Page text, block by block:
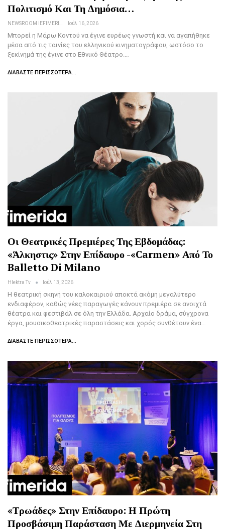
Πολιτισμό Και Τη Δημόσια…
Ιούλ 16, 2026
Μπορεί η Μάρω Κοντού να έγινε ευρέως γνωστή και να αγαπήθηκε
μέσα από τις ταινίες του ελληνικού κινηματογράφου, ωστόσο το
ξεκίνημά της έγινε στο Εθνικό Θέατρο.…
ΔΙΑΒΆΣΤΕ ΠΕΡΙΣΣΌΤΕΡΑ...
Οι Θεατρικές Πρεμιέρες Της Εβδομάδας:
«Άλκηστις» Στην Επίδαυρο -«Carmen» Από Το
Balletto Di Milano
Hlektra Tv Ιούλ 13, 2026
Η θεατρική σκηνή του καλοκαιριού αποκτά ακόμη μεγαλύτερο
ενδιαφέρον, καθώς νέες παραγωγές κάνουν πρεμιέρα σε ανοιχτά
θέατρα και φεστιβάλ σε όλη την Ελλάδα. Αρχαίο δράμα, σύγχρονα
έργα, μουσικοθεατρικές παραστάσεις και χορός συνθέτουν ένα…
ΔΙΑΒΆΣΤΕ ΠΕΡΙΣΣΌΤΕΡΑ...
«Τρωάδες» Στην Επίδαυρο: Η Πρώτη
Προσβάσιμη Παράσταση Με Διερμηνεία Στη